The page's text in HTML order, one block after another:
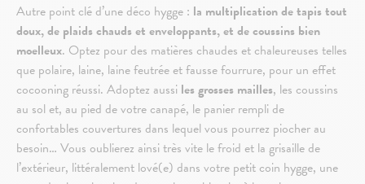
Autre point clé d’une déco hygge : la multiplication de tapis tout
doux, de plaids chauds et enveloppants, et de coussins bien
moelleux. Optez pour des matières chaudes et chaleureuses telles
que polaire, laine, laine feutrée et fausse fourrure, pour un effet
cocooning réussi. Adoptez aussi les grosses mailles, les coussins
au sol et, au pied de votre canapé, le panier rempli de
confortables couvertures dans lequel vous pourrez piocher au
besoin… Vous oublierez ainsi très vite le froid et la grisaille de
l’extérieur, littéralement lové(e) dans votre petit coin hygge, une